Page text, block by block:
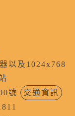
以及1024x768
號
交通資訊